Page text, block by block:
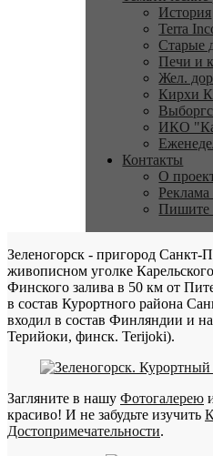
История
Terra
Старые
Печи и
Жел.
Кирхи
ИКО
Контакты
О
Реклама
Пишите
Зеленогорск - пригород Санкт-
живописном уголке
Финского залива в 50 км от
в состав Курортного района
входил в состав Финляндии и
Терийоки, финск. Terijoki).
Загляните в нашу Фотогалерею
красиво! И не забудьте изучить
Достопримечательности.